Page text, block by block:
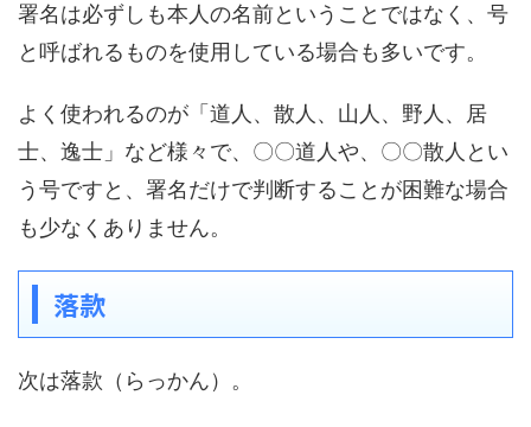
署名は必ずしも本人の名前ということではなく、号
と呼ばれるものを使用している場合も多いです。
よく使われるのが「道人、散人、山人、野人、居
士、逸士」など様々で、〇〇道人や、〇〇散人とい
う号ですと、署名だけで判断することが困難な場合
も少なくありません。
落款
次は落款（らっかん）。